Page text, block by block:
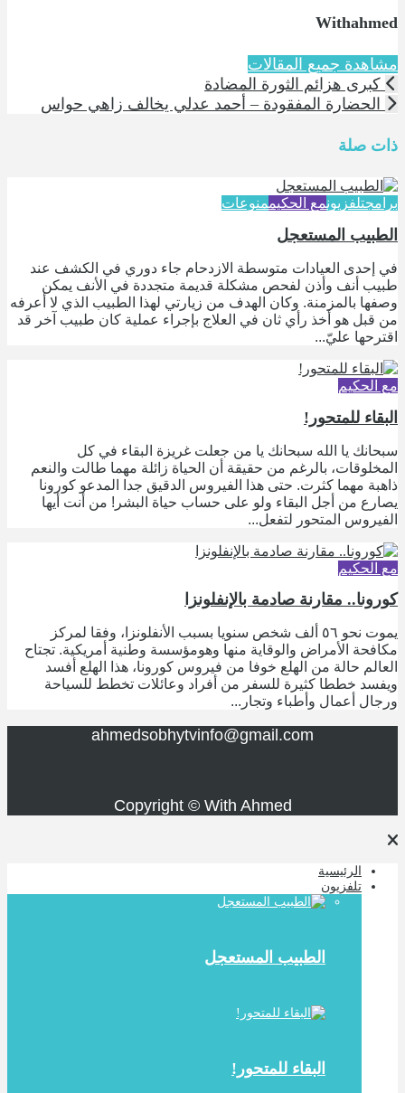
Withahmed
مشاهدة جميع المقالات
كبرى هزائم الثورة المضادة
الحضارة المفقودة – أحمد عدلي يخالف زاهي حواس
ذات صلة
برامجتلفزيونمع الحكيممنوعات
الطبيب المستعجل
في إحدى العيادات متوسطة الازدحام جاء دوري في الكشف عند
طبيب أنف وأذن لفحص مشكلة قديمة متجددة في الأنف يمكن
وصفها بالمزمنة. وكان الهدف من زيارتي لهذا الطبيب الذي لا أعرفه
من قبل هو أخذ رأي ثان في العلاج بإجراء عملية كان طبيب آخر قد
اقترحها عليّ...
مع الحكيم
البقاء للمتحور!
سبحانك يا الله سبحانك يا من جعلت غريزة البقاء في كل
المخلوقات، بالرغم من حقيقة أن الحياة زائلة مهما طالت والنعم
ذاهبة مهما كثرت. حتى هذا الفيروس الدقيق جدا المدعو كورونا
يصارع من أجل البقاء ولو على حساب حياة البشر! من أنت أيها
الفيروس المتحور لتفعل...
مع الحكيم
كورونا.. مقارنة صادمة بالإنفلونزا
يموت نحو ٥٦ ألف شخص سنويا بسبب الأنفلونزا، وفقا لمركز
مكافحة الأمراض والوقاية منها وهومؤسسة وطنية أمريكية. تجتاح
العالم حالة من الهلع خوفا من فيروس كورونا، هذا الهلع أفسد
ويفسد خططا كثيرة للسفر من أفراد وعائلات تخطط للسياحة
ورجال أعمال وأطباء وتجار...
ahmedsobhytvinfo@gmail.com
Copyright © With Ahmed
الرئيسية
تلفزيون
الطبيب المستعجل
البقاء للمتحور!